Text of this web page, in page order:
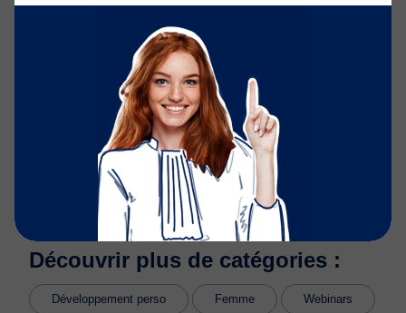
Historique de l’article
Notre équipe met régulièrement à jour les contenus de
afin de garantir des informations claires, actuelles
et utiles au plus grand nombre.
- Vidéo ajoutée parL’équipe Justifit
- Création de l’article parL’équipe Justifit
Découvrir plus de catégories :
Développement perso Femme Webinars